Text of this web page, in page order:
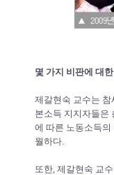
몇 가지 비판에 대
제갈현숙 교수는 참
본소득 지지자들은
에 따른 노동소득
월하다.
또한, 제갈현숙 교